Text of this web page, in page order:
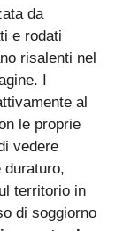
da
e rodati
risalenti nel
I
al
le proprie
vedere
duraturo,
territorio in
di soggiorno